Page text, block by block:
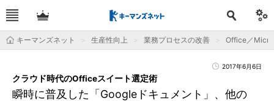
キーマンズネット 生産性向上 業務プロセスの改善 Office／
2017年6月6日
瞬時に普及した「Googleドキュメント」、他の
クラウド時代のOfficeスイート選定術